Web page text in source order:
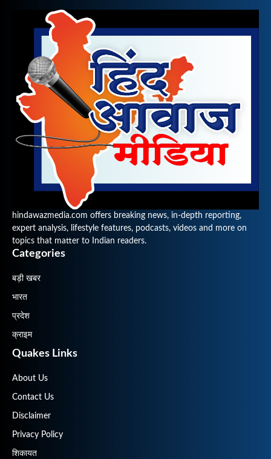
hindawazmedia.com offers breaking news, in-depth reporting,
expert analysis, lifestyle features, podcasts, videos and more on
topics that matter to Indian readers.
Categories
बड़ी खबर
भारत
प्रदेश
क्राइम
Quakes Links
About Us
Contact Us
Disclaimer
Privacy Policy
शिकायत